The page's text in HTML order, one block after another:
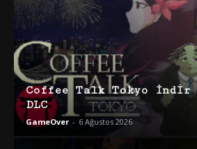
Coffee Talk Tokyo İndir
DLC
GameOver - 6 Ağustos 2026